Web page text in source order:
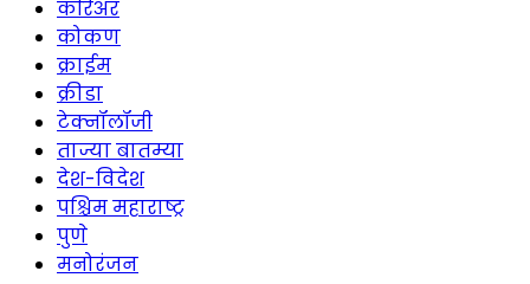
करिअर
कोकण
क्राईम
क्रीडा
टेक्नॉलॉजी
ताज्या बातम्या
देश-विदेश
पश्चिम महाराष्ट्र
पुणे
मनोरंजन